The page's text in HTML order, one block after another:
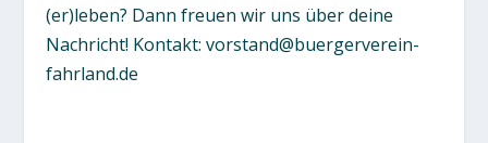
(er)leben? Dann freuen wir uns über deine
Nachricht! Kontakt: vorstand@buergerverein-
fahrland.de